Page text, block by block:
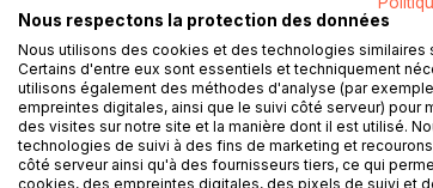
Sauvés in extremis de la mort
Pardaillan se sont retrouvés dans un
combats héroïques contre les
sont enfin arrivés au château de
dans le dos.
Nous respectons la protection des données
Nous utilisons des cookies et des technologies similaires
Certains d'entre eux sont essentiels et techniquement
utilisons également des méthodes d'analyse (par
empreintes digitales, ainsi que le suivi côté serveur) pour
des visites sur notre site et la manière dont il est utilisé.
technologies de suivi à des fins de marketing et
côté serveur ainsi qu'à des fournisseurs tiers, ce qui
cookies, des empreintes digitales, des pixels de suivi et